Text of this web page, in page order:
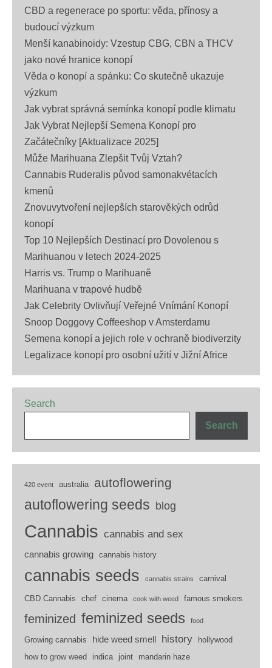
CBD a regenerace po sportu: věda, přínosy a
budoucí výzkum
Menší kanabinoidy: Vzestup CBG, CBN a THCV
jako nové hranice konopí
Věda o konopí a spánku: Co skutečně ukazuje
výzkum
Jak vybrat správná semínka konopí podle klimatu
Jak Vybrat Nejlepší Semena Konopí pro
Začátečníky [Aktualizace 2025]
Může Marihuana Zlepšit Tvůj Vztah?
Cannabis Ruderalis původ samonakvétacích
kmenů
Znovuvytvoření nejlepších starověkých odrůd
konopí
Top 10 Nejlepších Destinací pro Dovolenou s
Marihuanou v letech 2024-2025
Harris vs. Trump o Marihuaně
Marihuana v trapové hudbě
Jak Celebrity Ovlivňují Veřejné Vnímání Konopí
Snoop Doggovy Coffeeshop v Amsterdamu
Semena konopí a jejich role v ochraně biodiverzity
Legalizace konopí pro osobní užití v Jižní Africe
Search
Search
420 event australia autoflowering
autoflowering seeds blog
Cannabis cannabis and sex
cannabis growing cannabis history
cannabis seeds cannabis strains carnival
CBD Cannabis chef cinema cook with weed famous smokers
feminized feminized seeds food
Growing cannabis hide weed smell history
hollywood
how to grow weed
indica joint mandarin haze